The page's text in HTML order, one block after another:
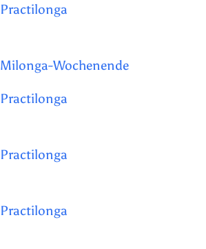
Practilonga
Milonga-Wochenende
Practilonga
Practilonga
Practilonga